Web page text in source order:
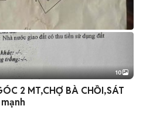
+2
10
2 MT,CHỢ BÀ CHỒI,SÁT